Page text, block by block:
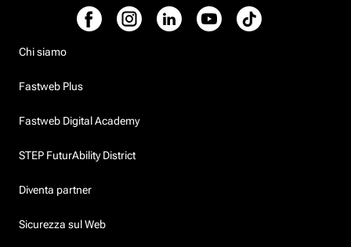
Chi siamo
Fastweb Plus
Fastweb Digital Academy
STEP FuturAbility District
Diventa partner
Sicurezza sul Web